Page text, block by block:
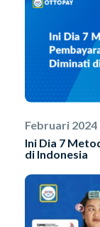
Februari 2024
Ini Dia 7
di Indonesia